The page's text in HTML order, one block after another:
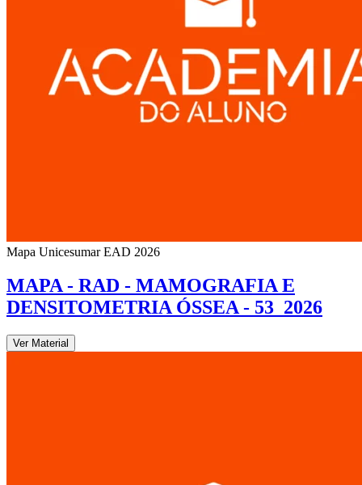
Mapa Unicesumar EAD 2026
MAPA - RAD - MAMOGRAFIA E
DENSITOMETRIA ÓSSEA - 53_2026
Ver Material